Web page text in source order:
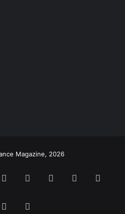
Magazine, 2026
YouTubeLast.FMInstagramSpotify
WhatsApp